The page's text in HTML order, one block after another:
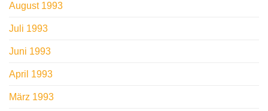
August 1993
Juli 1993
Juni 1993
April 1993
März 1993